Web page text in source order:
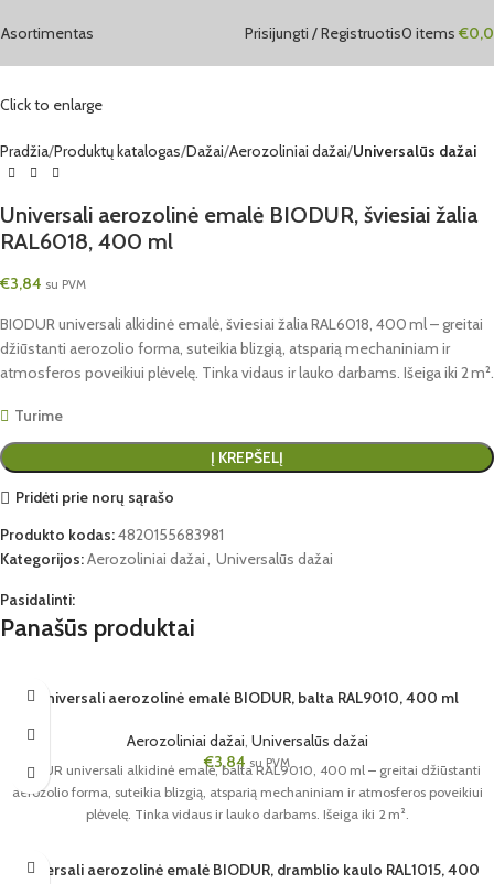
Asortimentas Prisijungti / Registruotis0 items €
Click to enlarge
Pradžia Produktų katalogas Dažai Aerozoliniai dažai Universalūs dažai
Universali aerozolinė emalė BIODUR, šviesiai žalia
RAL6018, 400 ml
€3,84 su PVM
BIODUR universali alkidinė emalė, šviesiai žalia RAL6018, 400 ml – greitai
džiūstanti aerozolio forma, suteikia blizgią, atsparią mechaniniam ir
atmosferos poveikiui plėvelę. Tinka vidaus ir lauko darbams. Išeiga iki 2 m².
Turime
Į KREPŠELĮ
Pridėti prie norų sąrašo
Produkto kodas:4820155683981
Kategorijos:Aerozoliniai dažai Universalūs dažai
Pasidalinti:
Panašūs produktai
Universali aerozolinė emalė BIODUR, balta RAL9010, 400 ml
Aerozoliniai dažai Universalūs dažai
€3,84 su PVM
BIODUR universali alkidinė emalė, balta RAL9010, 400 ml – greitai džiūstanti
aerozolio forma, suteikia blizgią, atsparią mechaniniam ir atmosferos poveikiui
plėvelę. Tinka vidaus ir lauko darbams. Išeiga iki 2 m².
Universali aerozolinė emalė BIODUR, dramblio kaulo RAL1015, 400